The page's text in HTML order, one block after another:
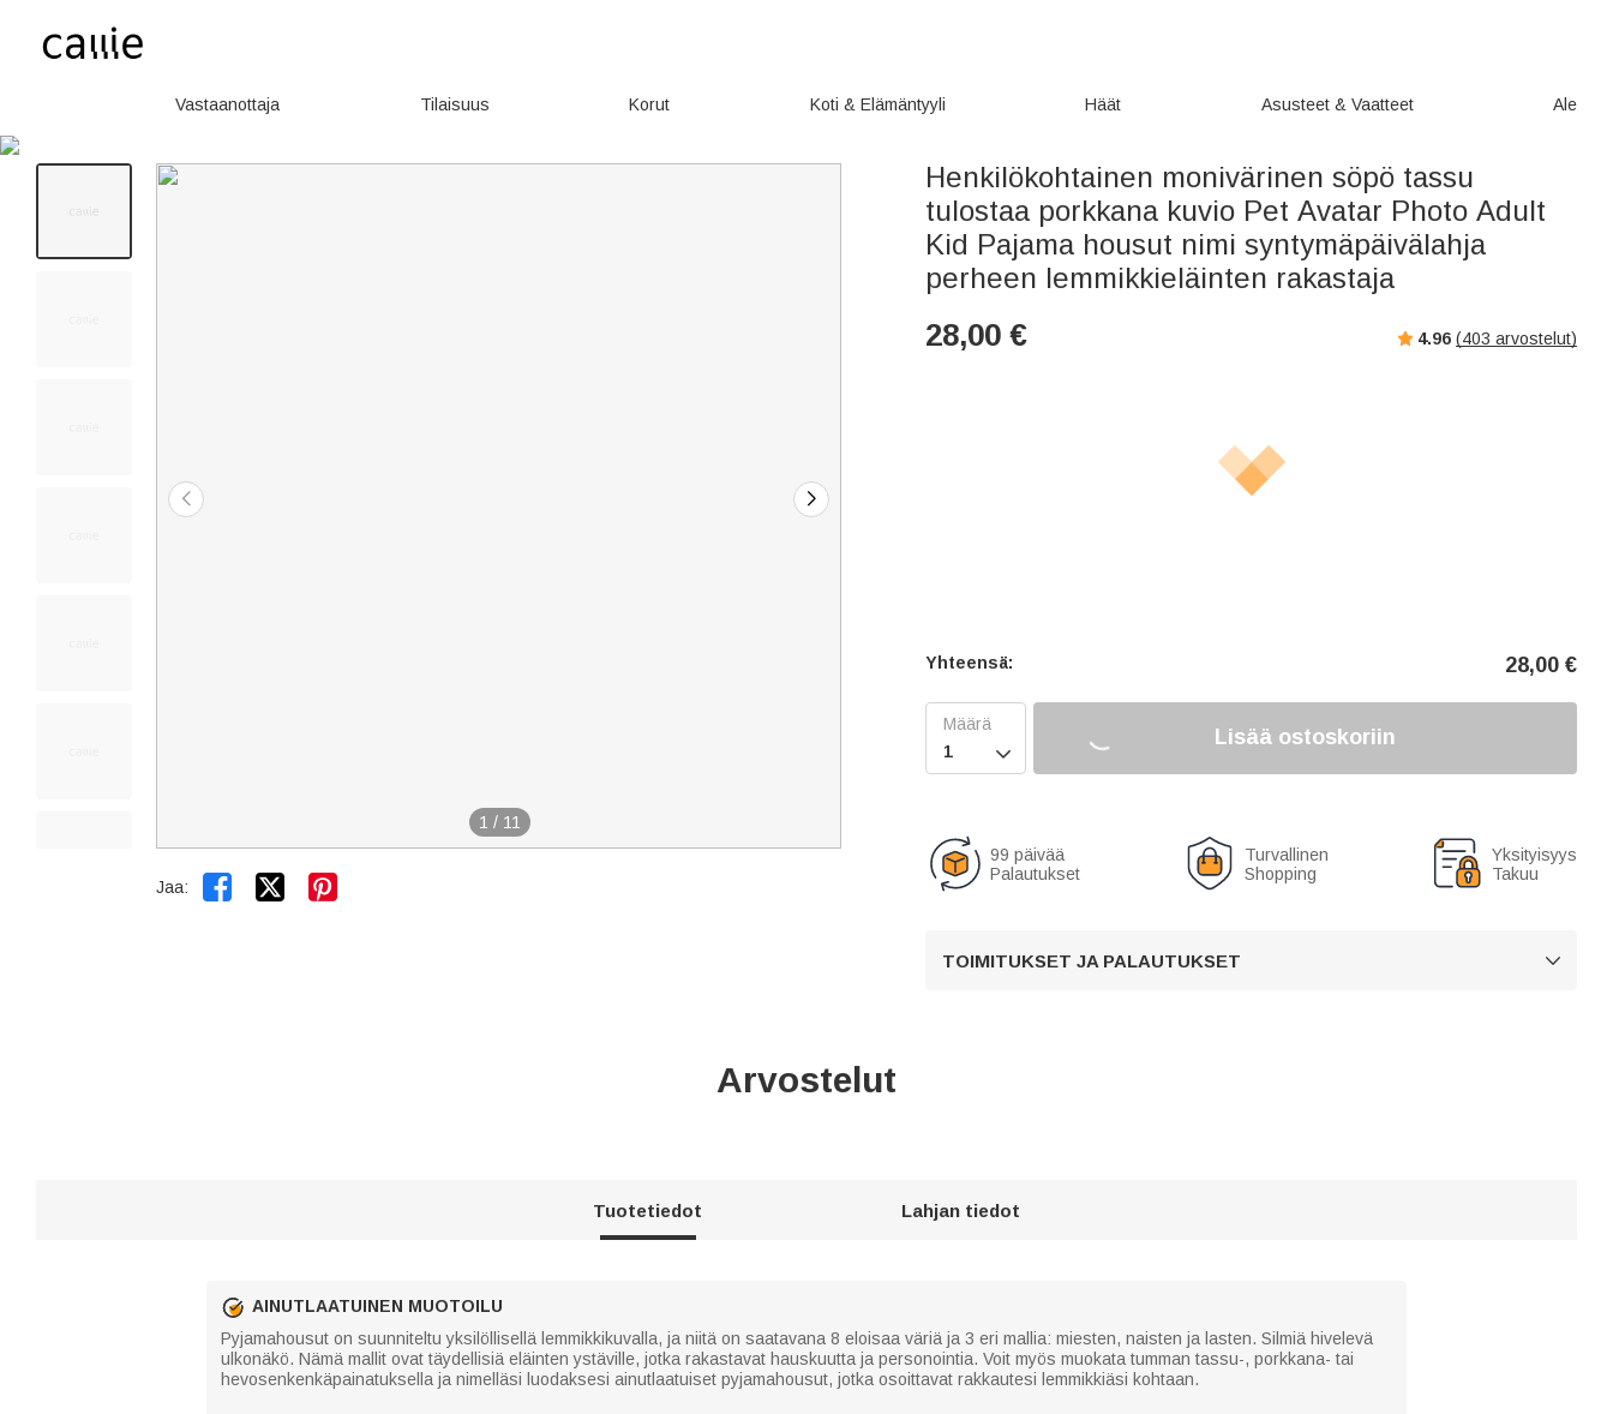
Vastaanottaja Tilaisuus Korut Koti & Elämäntyyli Häät Asusteet & Vaatteet Ale
1 / 11
Jaa:  
Henkilökohtainen monivärinen söpö tassu
tulostaa porkkana kuvio Pet Avatar Photo Adult
Kid Pajama housut nimi syntymäpäivälahja
perheen lemmikkieläinten rakastaja
28,00 € 4.96 (403 arvostelut)
Yhteensä: 28,00 €

Lisää ostoskoriin
99 päivää
Palautukset
Turvallinen
Shopping
Yksityisyys
Takuu
TOIMITUKSET JA PALAUTUKSET 
Arvostelut
Tuotetiedot Lahjan tiedot
AINUTLAATUINEN MUOTOILU
Pyjamahousut on suunniteltu yksilöllisellä lemmikkikuvalla, ja niitä on saatavana 8 eloisaa väriä ja 3 eri mallia: miesten, naisten ja lasten. Silmiä hivelevä
ulkonäkö. Nämä mallit ovat täydellisiä eläinten ystäville, jotka rakastavat hauskuutta ja personointia. Voit myös muokata tumman tassu-, porkkana- tai
hevosenkenkäpainatuksella ja nimelläsi luodaksesi ainutlaatuiset pyjamahousut, jotka osoittavat rakkautesi lemmikkiäsi kohtaan.